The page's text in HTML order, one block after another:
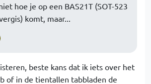
hoe je op een BAS21T (SOT-523
komt, maar...
beste kans dat ik iets over het
of in de tientallen tabbladen de